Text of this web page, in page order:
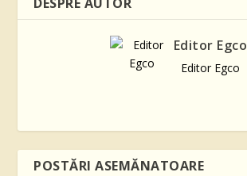
Editor Egco
Editor Egco
POSTĂRI ASEMĂNATOARE